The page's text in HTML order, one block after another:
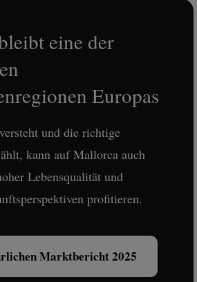
eine der
Europas
und die richtige
kann auf Mallorca auch
Lebensqualität und
profitieren.
Marktbericht 2025